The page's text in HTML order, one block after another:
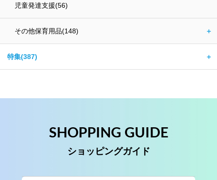
児童発達支援(56)
その他保育用品(148) ＋
特集(387) ＋
SHOPPING GUIDE
ショッピングガイド